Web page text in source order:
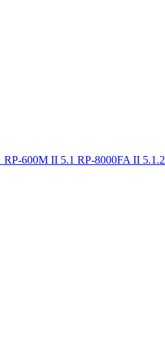
RP-600M II 5.1 RP-8000FA II 5.1.2